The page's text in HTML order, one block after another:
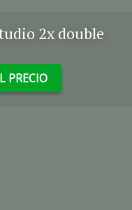
2x double
PRECIO